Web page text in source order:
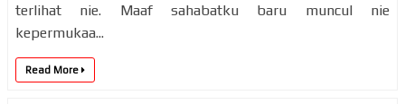
terlihat nie. Maaf sahabatku baru muncul nie
kepermukaa...
Read More